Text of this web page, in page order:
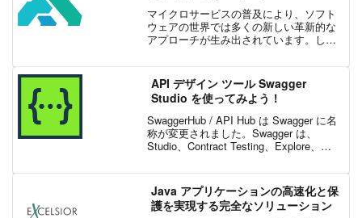
マイクロサービスの普及により、ソフト
ウェアの世界では多くの新しい革新的な
アプローチが生み出されています。しか
雑な作業です。マイクロサービスを採用
する組織を対象とし...
API デザイン ツール Swagger
Studio を使ってみよう！
SwaggerHub / API Hub は Swagger に名
称が変更されました。Swagger は、
Studio、Contract Testing、Explore、
Java アプリケーションの高速化と保
護を実現する完全なソリューション